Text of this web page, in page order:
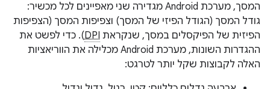
המסך, מערכת Android מגדירה שני מאפיינים לכל מכשיר:
גודל המסך (הגודל הפיזי של המסך) וצפיפות המסך (הצפיפות
הפיזית של הפיקסלים במסך, שנקראת DPI). כדי לפשט את
ההגדרות השונות, מערכת Android מכלילה את הווריאציות
האלה לקבוצות שקל יותר לטרגט: